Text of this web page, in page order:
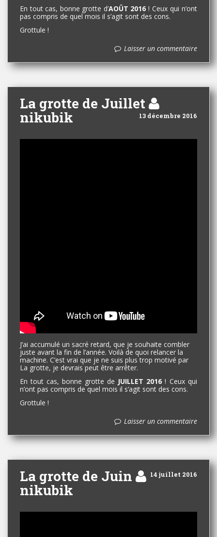
En tout cas, bonne grotte d’AOÛT 2016 ! Ceux qui n’ont
pas compris de quel mois il s’agit sont des cons.
Grottule !
Laisser un commentaire
La grotte de Juillet
13 décembre 2016
nikubik
J’ai accumulé un sacré retard, que je souhaite combler
juste avant la fin de l’année. Voilà de quoi relancer la
machine. C’est vrai que je ne suis plus trop motivé par
La grotte, je devrais peut être arrêter.
En tout cas, bonne grotte de JUILLET 2016 ! Ceux qui
n’ont pas compris de quel mois il s’agit sont des cons.
Grottule !
Laisser un commentaire
La grotte de Juin 14 juillet 2016
nikubik